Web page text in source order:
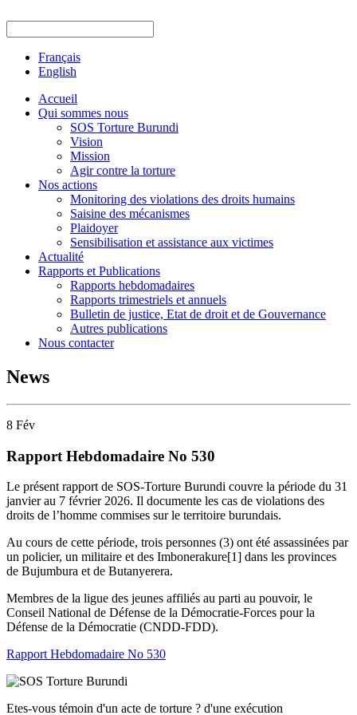
Français
English
Accueil
Qui sommes nous
SOS Torture Burundi
Vision
Mission
Agir contre la torture
Nos actions
Monitoring des violations des droits humains
Saisine des mécanismes
Plaidoyer
Sensibilisation et assistance aux victimes
Actualité
Rapports et Publications
Rapports hebdomadaires
Rapports trimestriels et annuels
Bulletin de justice, Etat de droit et de Gouvernance
Autres publications
Nous contacter
News
8 Fév
Rapport Hebdomadaire No 530
Le présent rapport de SOS-Torture Burundi couvre la période du 31
janvier au 7 février 2026. Il documente les cas de violations des
droits de l’homme commises sur le territoire burundais.
Au cours de cette période, trois personnes (3) ont été assassinées par
un policier, un militaire et des Imbonerakure[1] dans les provinces
de Bujumbura et de Butanyerera.
Membres de la ligue des jeunes affiliés au parti au pouvoir, le
Conseil National de Défense de la Démocratie-Forces pour la
Défense de la Démocratie (CNDD-FDD).
Rapport Hebdomadaire No 530
Etes-vous témoin d'un acte de torture ? d'une exécution